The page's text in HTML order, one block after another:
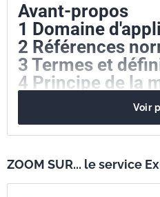
Avant-propos
1 Domaine
2 Références
3 Termes et
4 Principe de la
5 Fréquence et
d'échantillonnage
6 Appareillage
7 Méthode
8 Traitement des
le terrain et
Voir
ZOOM SUR... le service